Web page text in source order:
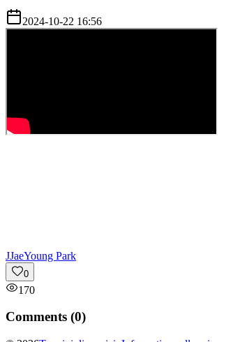
2024-10-22 16:56
JJaeYoung Park
0
170
Comments (0)